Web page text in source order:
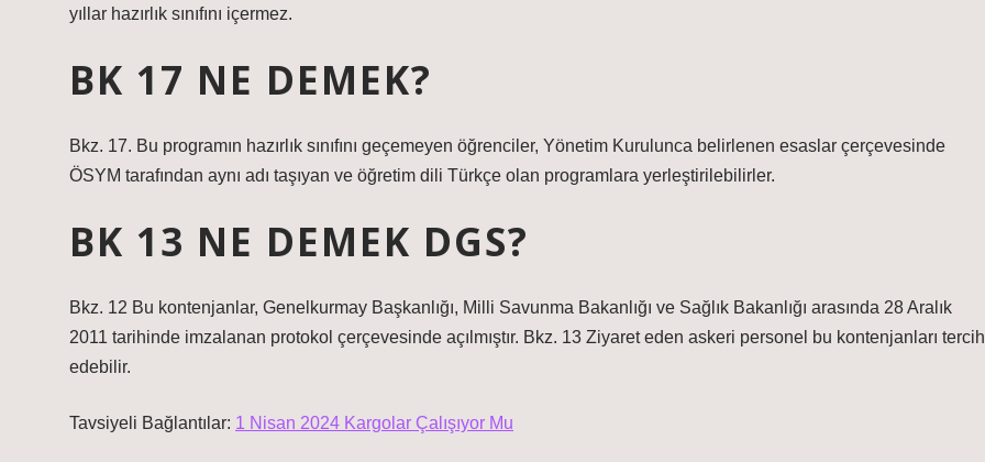
yıllar hazırlık sınıfını içermez.
BK 17 NE DEMEK?
Bkz. 17. Bu programın hazırlık sınıfını geçemeyen öğrenciler, Yönetim Kurulunca belirlenen esaslar çerçevesinde
ÖSYM tarafından aynı adı taşıyan ve öğretim dili Türkçe olan programlara yerleştirilebilirler.
BK 13 NE DEMEK DGS?
Bkz. 12 Bu kontenjanlar, Genelkurmay Başkanlığı, Milli Savunma Bakanlığı ve Sağlık Bakanlığı arasında 28 Aralık
2011 tarihinde imzalanan protokol çerçevesinde açılmıştır. Bkz. 13 Ziyaret eden askeri personel bu kontenjanları tercih
edebilir.
Tavsiyeli Bağlantılar: 1 Nisan 2024 Kargolar Çalışıyor Mu